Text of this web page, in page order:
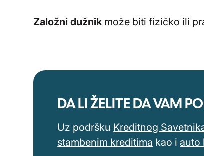
Založni dužnikmože biti fizičko ili
DA LI ŽELITE DA VAM
Uz podršku Kreditnog
stambenim kreditima kao iauto